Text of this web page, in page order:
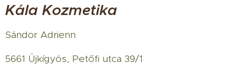
Kála Kozmetika
Sándor Adrienn
5661 Újkígyós, Petőfi utca 39/1